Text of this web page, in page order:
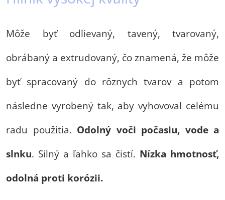
Môže byť odlievaný, tavený, tvarovaný,
obrábaný a extrudovaný, čo znamená, že môže
byť spracovaný do rôznych tvarov a potom
následne vyrobený tak, aby vyhovoval celému
radu použitia. Odolný voči počasiu, vode a
slnku. Silný a ľahko sa čistí. Nízka hmotnosť,
odolná proti korózii.